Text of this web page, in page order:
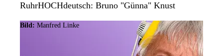
RuhrHOCHdeutsch: Bruno "Günna" Knust
Bild: Manfred Linke